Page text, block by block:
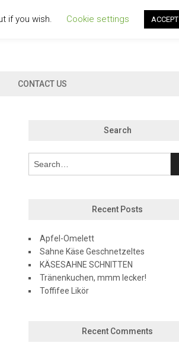
CONTACT US
Search
Recent Posts
Apfel-Omelett
Sahne Käse Geschnetzeltes
KÄSESAHNE SCHNITTEN
Tränenkuchen, mmm lecker!
Toffifee Likör
Recent Comments
if you wish. Cookie settings ACCEPT